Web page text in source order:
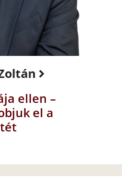
ellen –
el a